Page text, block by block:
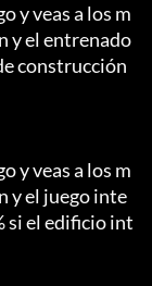
y veas a los m
y el entrenado
construcción
y veas a los m
y el juego inte
si el edificio int